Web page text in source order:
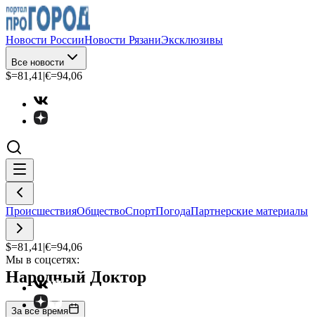
Новости РоссииНовости РязаниЭксклюзивы
Все новости
$=81,41 |€=94,06
ПроисшествияОбществоСпортПогодаПартнерские материалы
$=81,41 |€=94,06
Мы в соцсетях:
Народный Доктор
За все время